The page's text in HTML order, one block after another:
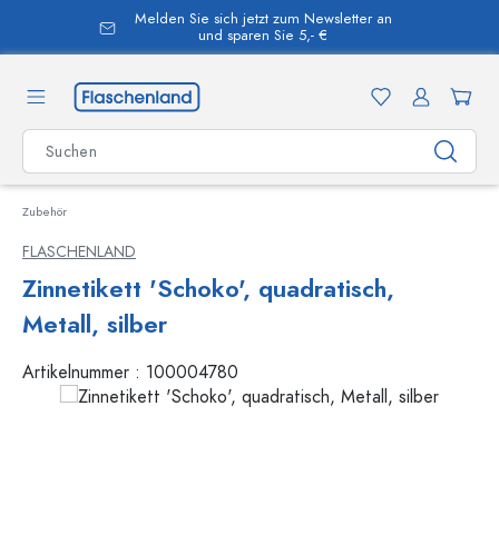
springen
Melden Sie sich jetzt zum Newsletter an
und sparen Sie 5,- €
Zubehör
FLASCHENLAND
Zinnetikett 'Schoko', quadratisch,
Metall, silber
Artikelnummer : 100004780